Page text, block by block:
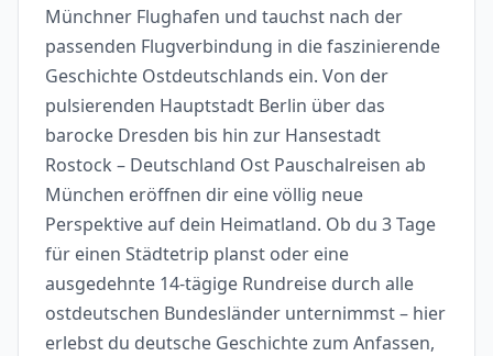
Münchner Flughafen und tauchst nach der
passenden Flugverbindung in die faszinierende
Geschichte Ostdeutschlands ein. Von der
pulsierenden Hauptstadt Berlin über das
barocke Dresden bis hin zur Hansestadt
Rostock – Deutschland Ost Pauschalreisen ab
München eröffnen dir eine völlig neue
Perspektive auf dein Heimatland. Ob du 3 Tage
für einen Städtetrip planst oder eine
ausgedehnte 14-tägige Rundreise durch alle
ostdeutschen Bundesländer unternimmst – hier
erlebst du deutsche Geschichte zum Anfassen,